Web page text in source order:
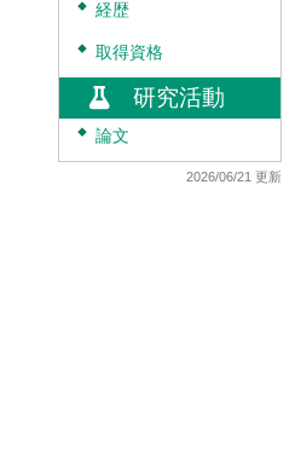
◆ 経歴
◆ 取得資格
研究活動
◆ 論文
2026/06/21 更新